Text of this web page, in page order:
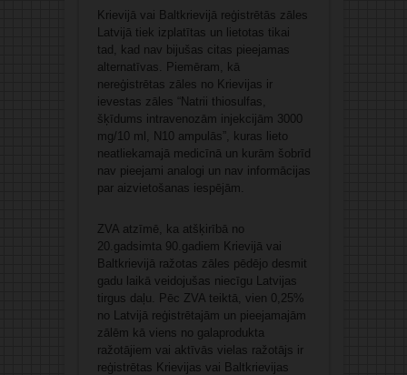
Krievijā vai Baltkrievijā reģistrētās zāles
Latvijā tiek izplatītas un lietotas tikai
tad, kad nav bijušas citas pieejamas
alternatīvas. Piemēram, kā
nereģistrētas zāles no Krievijas ir
ievestas zāles “Natrii thiosulfas,
šķīdums intravenozām injekcijām 3000
mg/10 ml, N10 ampulās”, kuras lieto
neatliekamajā medicīnā un kurām šobrīd
nav pieejami analogi un nav informācijas
par aizvietošanas iespējām.
ZVA atzīmē, ka atšķirībā no
20.gadsimta 90.gadiem Krievijā vai
Baltkrievijā ražotas zāles pēdējo desmit
gadu laikā veidojušas niecīgu Latvijas
tirgus daļu. Pēc ZVA teiktā, vien 0,25%
no Latvijā reģistrētajām un pieejamajām
zālēm kā viens no galaprodukta
ražotājiem vai aktīvās vielas ražotājs ir
reģistrētas Krievijas vai Baltkrievijas